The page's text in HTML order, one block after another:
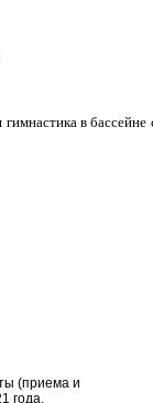
в бассейне
(приема и
года.